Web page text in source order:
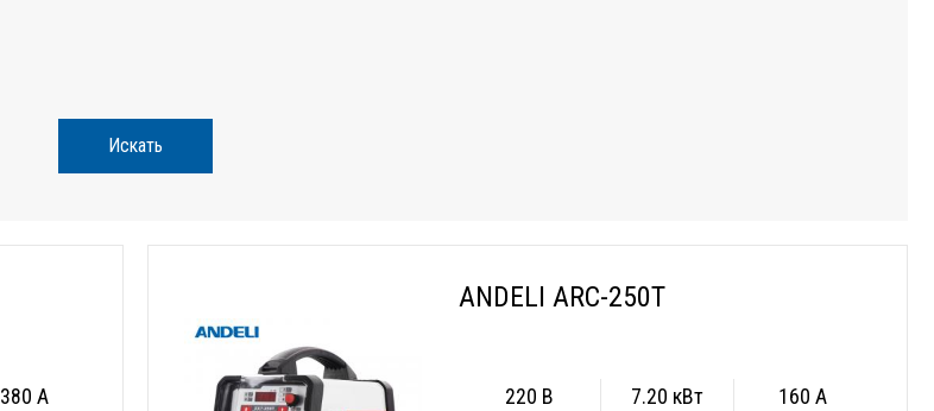
Искать
380 А
ANDELI ARC-250T
220 В 7.20 кВт 160 А